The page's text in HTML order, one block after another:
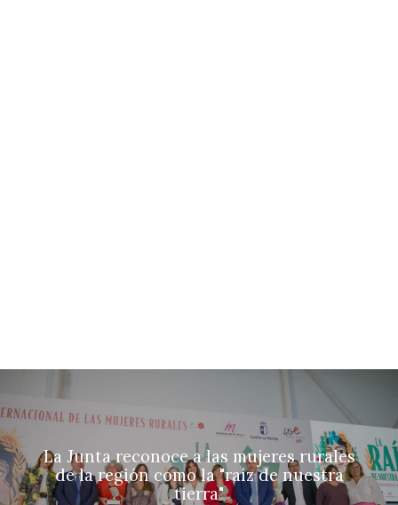
La Junta reconoce a las mujeres rurales
de la región como la "raíz de nuestra
tierra"